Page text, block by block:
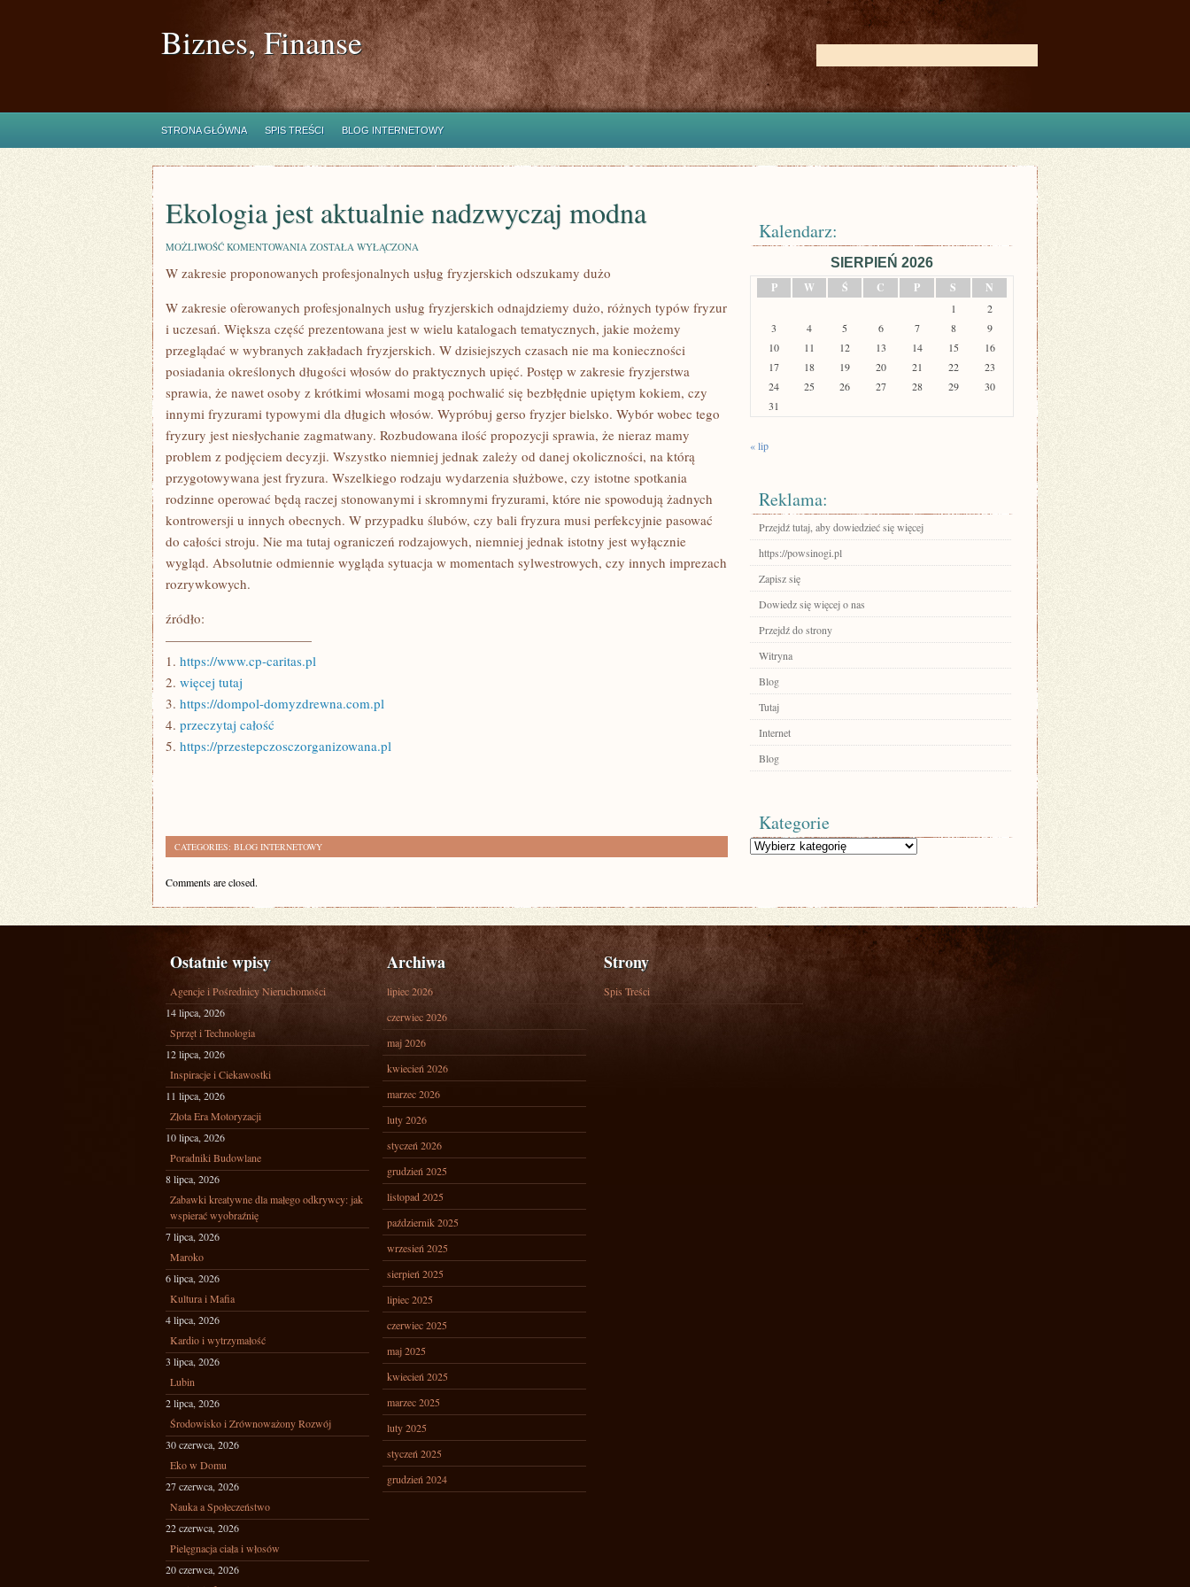
Biznes, Finanse
STRONA GŁÓWNA SPIS TREŚCI BLOG INTERNETOWY
Ekologia jest aktualnie nadzwyczaj modna
MOŻLIWOŚĆ KOMENTOWANIA EKOLOGIA
AKTUALNIE
NADZWYCZAJ
ZOSTAŁA WYŁĄCZONA
W zakresie proponowanych profesjonalnych usług fryzjerskich odszukamy dużo
W zakresie oferowanych profesjonalnych usług fryzjerskich odnajdziemy dużo, różnych typów fryzur
i uczesań. Większa część prezentowana jest w wielu katalogach tematycznych, jakie możemy
przeglądać w wybranych zakładach fryzjerskich. W dzisiejszych czasach nie ma konieczności
posiadania określonych długości włosów do praktycznych upięć. Postęp w zakresie fryzjerstwa
sprawia, że nawet osoby z krótkimi włosami mogą pochwalić się bezbłędnie upiętym kokiem, czy
innymi fryzurami typowymi dla długich włosów. Wypróbuj gerso fryzjer bielsko. Wybór wobec tego
fryzury jest niesłychanie zagmatwany. Rozbudowana ilość propozycji sprawia, że nieraz mamy
problem z podjęciem decyzji. Wszystko niemniej jednak zależy od danej okoliczności, na którą
przygotowywana jest fryzura. Wszelkiego rodzaju wydarzenia służbowe, czy istotne spotkania
rodzinne operować będą raczej stonowanymi i skromnymi fryzurami, które nie spowodują żadnych
kontrowersji u innych obecnych. W przypadku ślubów, czy bali fryzura musi perfekcyjnie pasować
do całości stroju. Nie ma tutaj ograniczeń rodzajowych, niemniej jednak istotny jest wyłącznie
wygląd. Absolutnie odmiennie wygląda sytuacja w momentach sylwestrowych, czy innych imprezach
rozrywkowych.
źródło:
———————————
1. https://www.cp-caritas.pl
2. więcej tutaj
3. https://dompol-domyzdrewna.com.pl
4. przeczytaj całość
5. https://przestepczosczorganizowana.pl
CATEGORIES: BLOG INTERNETOWY
Comments are closed.
Kalendarz:
SIERPIEŃ 2026
P
W Ś C P S N
1
2
3
4 5 6 7 8
9
10
11 12 13 14 15
16
17
18 19 20 21 22
23
24
25 26 27 28 29
30
31
« lip
Reklama:
Przejdź tutaj, aby dowiedzieć się więcej
https://powsinogi.pl
Zapisz się
Dowiedz się więcej o nas
Przejdź do strony
Witryna
Blog
Tutaj
Internet
Blog
Kategorie
Kategorie
Ostatnie wpisy
Agencje i Pośrednicy Nieruchomości
14 lipca, 2026
Sprzęt i Technologia
12 lipca, 2026
Inspiracje i Ciekawostki
11 lipca, 2026
Złota Era Motoryzacji
10 lipca, 2026
Poradniki Budowlane
8 lipca, 2026
Zabawki kreatywne dla małego odkrywcy: jak
wspierać wyobraźnię
7 lipca, 2026
Maroko
6 lipca, 2026
Kultura i Mafia
4 lipca, 2026
Kardio i wytrzymałość
3 lipca, 2026
Lubin
2 lipca, 2026
Środowisko i Zrównoważony Rozwój
30 czerwca, 2026
Eko w Domu
27 czerwca, 2026
Nauka a Społeczeństwo
22 czerwca, 2026
Pielęgnacja ciała i włosów
20 czerwca, 2026
Archiwa
lipiec 2026
czerwiec 2026
maj 2026
kwiecień 2026
marzec 2026
luty 2026
styczeń 2026
grudzień 2025
listopad 2025
październik 2025
wrzesień 2025
sierpień 2025
lipiec 2025
czerwiec 2025
maj 2025
kwiecień 2025
marzec 2025
luty 2025
styczeń 2025
grudzień 2024
Strony
Spis Treści